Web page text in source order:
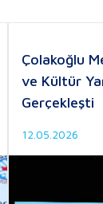
Çolakoğlu
ve Kültür
Gerçekleşti
12.05.2026